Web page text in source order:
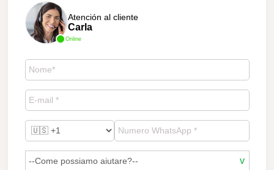
Online
Atención al cliente
Carla